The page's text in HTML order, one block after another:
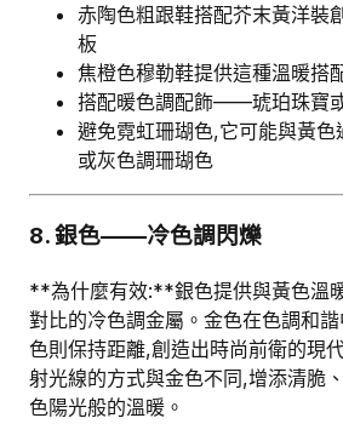
赤陶色粗跟鞋搭配芥末黃洋裝
板
焦橙色穆勒鞋提供這種溫暖搭
搭配暖色調配飾——琥珀珠寶
避免霓虹珊瑚色,它可能與黃色
或灰色調珊瑚色
8. 銀色——冷色調閃爍
**為什麼有效:**銀色提供與黃色溫
對比的冷色調金屬。金色在色調和
色則保持距離,創造出時尚前衛的現
射光線的方式與金色不同,增添清脆
色陽光般的溫暖。